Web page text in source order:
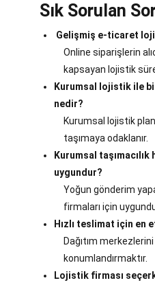
Sık Sorulan
Gelişmiş e-ticaret
Online siparişlerin
kapsayan lojistik
Kurumsal lojistik ile
nedir?
Kurumsal lojistik
taşımaya odaklanır.
Kurumsal
uygundur?
Yoğun gönderim
firmaları için
Hızlı teslimat için en
Dağıtım
konumlandırmaktır.
Lojistik firması